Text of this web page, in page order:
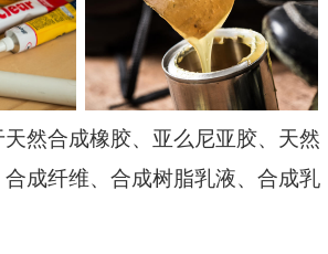
然合成橡胶、亚么尼亚胶、天然
成纤维、合成树脂乳液、合成乳